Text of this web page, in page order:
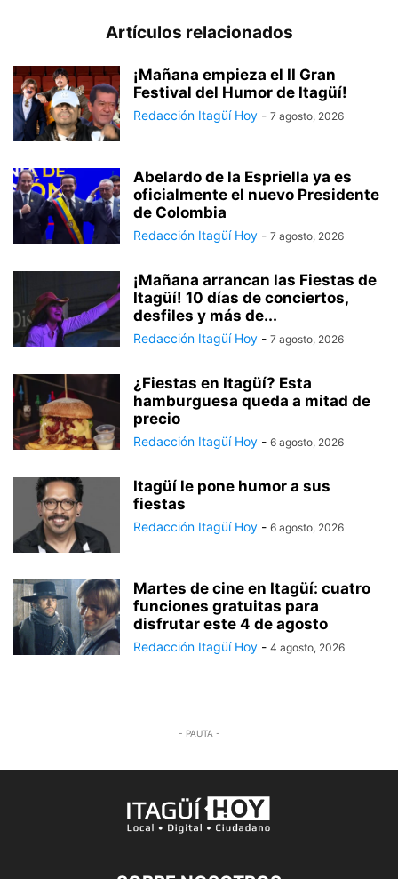
Artículos relacionados
¡Mañana empieza el II Gran
Festival del Humor de Itagüí!
Redacción Itagüí Hoy - 7 agosto, 2026
Abelardo de la Espriella ya es
oficialmente el nuevo Presidente
de Colombia
Redacción Itagüí Hoy - 7 agosto, 2026
¡Mañana arrancan las Fiestas de
Itagüí! 10 días de conciertos,
desfiles y más de...
Redacción Itagüí Hoy - 7 agosto, 2026
¿Fiestas en Itagüí? Esta
hamburguesa queda a mitad de
precio
Redacción Itagüí Hoy - 6 agosto, 2026
Itagüí le pone humor a sus
fiestas
Redacción Itagüí Hoy - 6 agosto, 2026
Martes de cine en Itagüí: cuatro
funciones gratuitas para
disfrutar este 4 de agosto
Redacción Itagüí Hoy - 4 agosto, 2026
- PAUTA -